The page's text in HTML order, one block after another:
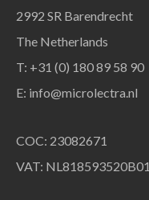
2992 SR Barendrecht
The Netherlands
T: +31 (0) 180 89 58 90
E: info@microlectra.nl
COC: 23082671
VAT: NL818593520B01